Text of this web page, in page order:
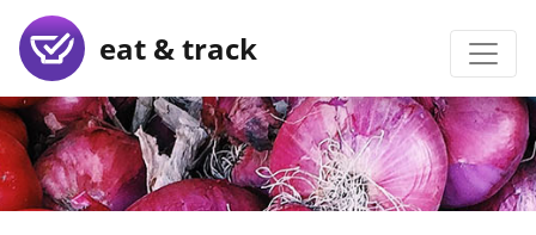
eat & track